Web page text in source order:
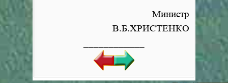
Министр
В.Б.ХРИСТЕНКО